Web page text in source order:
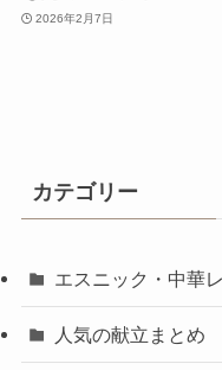
2026年2月7日
カテゴリー
エスニック・中華
人気の献立まとめ